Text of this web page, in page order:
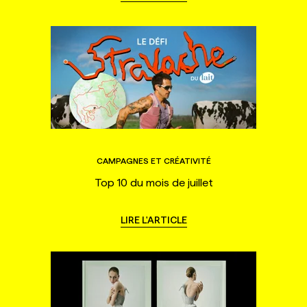
CAMPAGNES ET CRÉATIVITÉ
Top 10 du mois de juillet
LIRE L'ARTICLE